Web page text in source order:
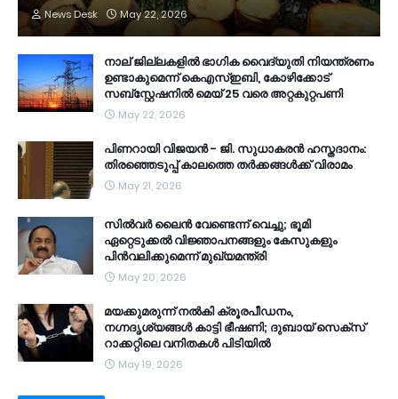
News Desk May 22, 2026
നാല് ജില്ലകളിൽ ഭാഗിക വൈദ്യുതി നിയന്ത്രണം
ഉണ്ടാകുമെന്ന് കെഎസ്ഇബി, കോഴിക്കോട്
സബ്സ്റ്റേഷനിൽ മെയ് 25 വരെ അറ്റകുറ്റപണി
May 22, 2026
പിണറായി വിജയൻ - ജി. സുധാകരൻ ഹസ്തദാനം:
തിരഞ്ഞെടുപ്പ് കാലത്തെ തർക്കങ്ങൾക്ക് വിരാമം
May 21, 2026
സിൽവർ ലൈൻ വേണ്ടെന്ന് വെച്ചു; ഭൂമി
ഏറ്റെടുക്കൽ വിജ്ഞാപനങ്ങളും കേസുകളും
പിൻവലിക്കുമെന്ന് മുഖ്യമന്ത്രി
May 20, 2026
മയക്കുമരുന്ന് നൽകി ക്രൂരപീഡനം,
നഗ്നദൃശ്യങ്ങൾ കാട്ടി ഭീഷണി; ദുബായ് സെക്സ്
റാക്കറ്റിലെ വനിതകൾ പിടിയിൽ
May 19, 2026